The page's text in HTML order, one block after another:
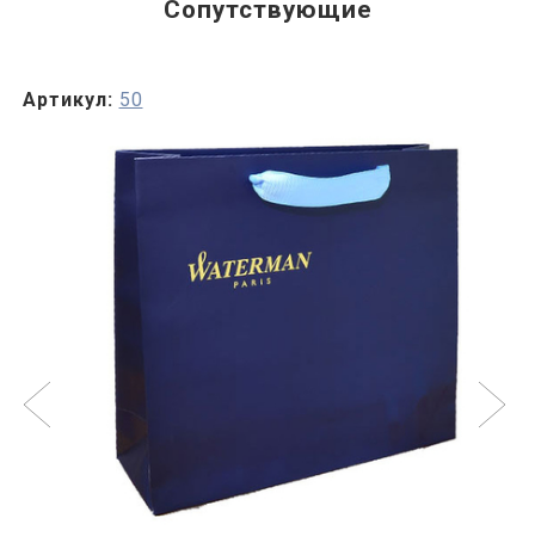
Сопутствующие
Артикул: 50